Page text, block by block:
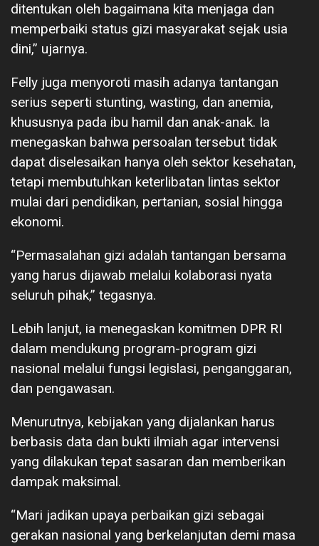
ditentukan oleh bagaimana kita menjaga dan
memperbaiki status gizi masyarakat sejak usia
dini,” ujarnya.
Felly juga menyoroti masih adanya tantangan
serius seperti stunting, wasting, dan anemia,
khususnya pada ibu hamil dan anak-anak. Ia
menegaskan bahwa persoalan tersebut tidak
dapat diselesaikan hanya oleh sektor kesehatan,
tetapi membutuhkan keterlibatan lintas sektor
mulai dari pendidikan, pertanian, sosial hingga
ekonomi.
“Permasalahan gizi adalah tantangan bersama
yang harus dijawab melalui kolaborasi nyata
seluruh pihak,” tegasnya.
Lebih lanjut, ia menegaskan komitmen DPR RI
dalam mendukung program-program gizi
nasional melalui fungsi legislasi, penganggaran,
dan pengawasan.
Menurutnya, kebijakan yang dijalankan harus
berbasis data dan bukti ilmiah agar intervensi
yang dilakukan tepat sasaran dan memberikan
dampak maksimal.
“Mari jadikan upaya perbaikan gizi sebagai
gerakan nasional yang berkelanjutan demi masa